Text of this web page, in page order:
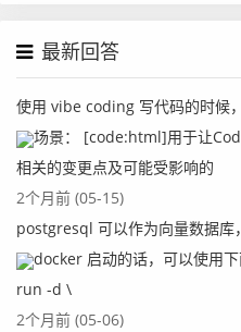
最新回答
使用 vibe coding 写代码的时候
场景： [code:html]用于让
相关的变更点及可能受影响的
2个月前 (05-15)
postgresql 可以作为向量数据库
docker 启动的话，可以使用
run -d \
2个月前 (05-06)